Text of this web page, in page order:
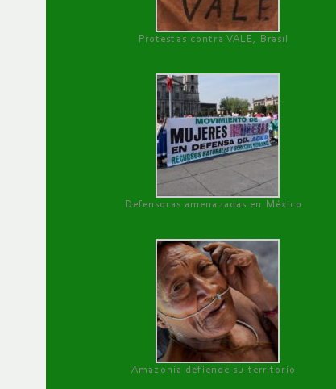
Protestas contra VALE, Brasil
Defensoras amenazadas en México
Amazonía defiende su territorio